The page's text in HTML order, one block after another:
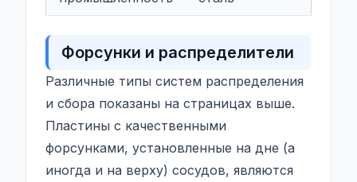
Форсунки и распределители
Различные типы систем распределения
и сбора показаны на страницах выше.
Пластины с качественными
форсунками, установленные на дне (а
иногда и на верху) сосудов, являются